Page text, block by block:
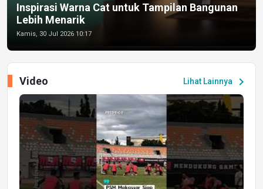
Inspirasi Warna Cat untuk Tampilan Bangunan
Lebih Menarik
Kamis, 30 Jul 2026 10:17
Lihat Lainnya chevron_right
Video